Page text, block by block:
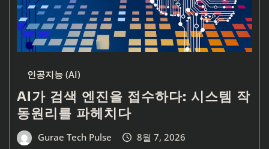
인공지능 (AI)
AI가 검색 엔진을 접수하다: 시스템 작
동원리를 파헤치다
Gurae Tech Pulse 8월 7, 2026